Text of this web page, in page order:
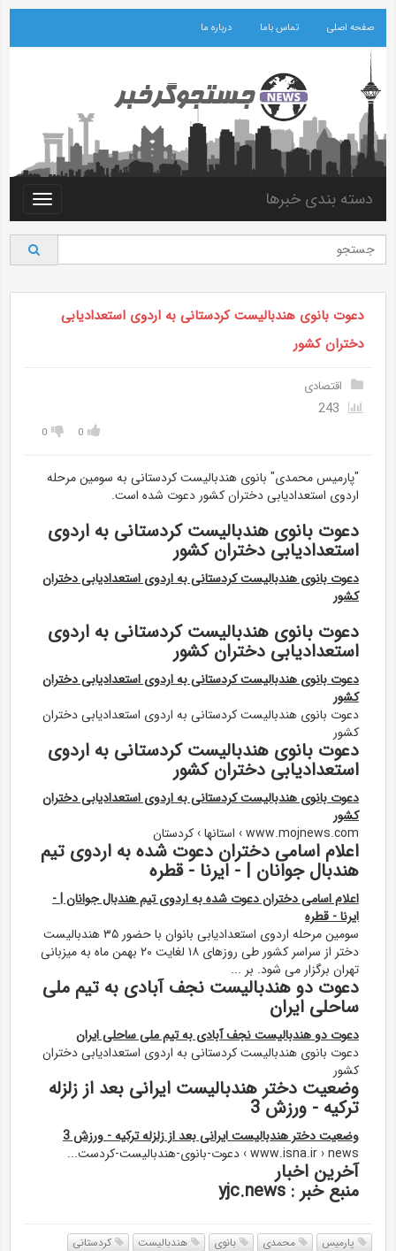
صفحه اصلی تماس باما درباره ما
Toggle
دسته بندی خبرها
دعوت بانوی هندبالیست کردستانی به اردوی استعدادیابی
دختران کشور
اقتصادی
0
0
"پارمیس محمدی" بانوی هندبالیست کردستانی به سومین مرحله
اردوی استعدادیابی دختران کشور دعوت شده است.
دعوت بانوی هندبالیست کردستانی به اردوی
استعدادیابی دختران کشور
دعوت بانوی هندبالیست کردستانی به اردوی استعدادیابی دختران
کشور
دعوت بانوی هندبالیست کردستانی به اردوی
استعدادیابی دختران کشور
دعوت بانوی هندبالیست کردستانی به اردوی استعدادیابی دختران
کشور
دعوت بانوی هندبالیست کردستانی به اردوی استعدادیابی دختران
کشور
دعوت بانوی هندبالیست کردستانی به اردوی
استعدادیابی دختران کشور
دعوت بانوی هندبالیست کردستانی به اردوی استعدادیابی دختران
کشور
www.mojnews.com › استانها › کردستان
اعلام اسامی دختران دعوت شده به اردوی تیم
هندبال جوانان | - ایرنا - قطره
اعلام اسامی دختران دعوت شده به اردوی تیم هندبال جوانان | -
ایرنا - قطره
سومین مرحله اردوی استعدادیابی بانوان با حضور ۳۵ هندبالیست
دختر از سراسر کشور طی روزهای ۱۸ لغایت ۲۰ بهمن ماه به میزبانی
تهران برگزار می شود. بر ...
دعوت دو هندبالیست نجف آبادی به تیم ملی
ساحلی ایران
دعوت دو هندبالیست نجف آبادی به تیم ملی ساحلی ایران
دعوت بانوی هندبالیست کردستانی به اردوی استعدادیابی دختران
کشور
وضعيت دختر هندباليست ايرانى بعد از زلزله
تركيه - ورزش 3
وضعيت دختر هندباليست ايرانى بعد از زلزله تركيه - ورزش 3
www.isna.ir › news › دعوت-بانوی-هندبالیست-کردست...
آخرین اخبار
منبع خبر : yjc.news
پارمیس محمدی بانوی هندبالیست
کردستانی